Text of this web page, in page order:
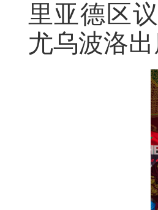
里亚德区
尤乌波洛